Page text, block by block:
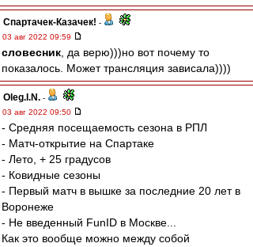
Спартачек-Казачек! -
03 авг 2022 09:59
словесник , да верю)))но вот почему то
показалось. Может трансляция зависала))))
Oleg.I.N. -
03 авг 2022 09:50
- Средняя посещаемость сезона в РПЛ
- Матч-открытие на Спартаке
- Лето, + 25 градусов
- Ковидные сезоны
- Первый матч в вышке за последние 20 лет в
Воронеже
- Не введенный FunID в Москве...
Как это вообще можно между собой